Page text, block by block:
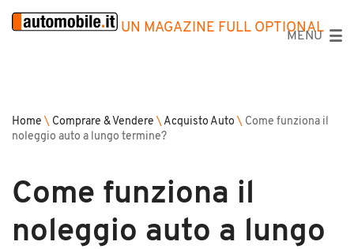
UN MAGAZINE FULL OPTIONAL
MENU
Home \ Comprare & Vendere \ Acquisto Auto \ Come funziona il
noleggio auto a lungo termine?
Come funziona il
noleggio auto a lungo